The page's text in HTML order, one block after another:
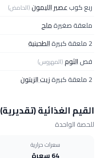
ربع كوبعصير الليمون(الحامض)
ملعقة صغيرةملح
2 ملعقة كبيرة
الطحينية
فصالثوم(المهروس)
2 ملعقة كبيرة زيت الزيتون
القيم الغذائية (تقديرية)
للحصة الواحدة
سعرات حرارية
64 سعرة